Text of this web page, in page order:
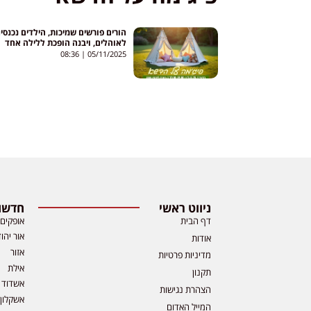
הורים פורשים שמיכות, הילדים
לאוהלים, ויבנה הופכת ללילה אחד
לכפר קסום
05/11/2025
08:36
ניווט ראשי
דף הבית
אודות
מדיניות פרטיות
תקנון
הצהרת נגישות
המייל האדום
אופקים
אור
אזור
אילת
אשדוד
אשקלון